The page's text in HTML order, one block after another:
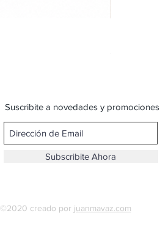
Suscribite a novedades y promociones
Subscribite Ahora
©2020 creado por juanmavaz.com